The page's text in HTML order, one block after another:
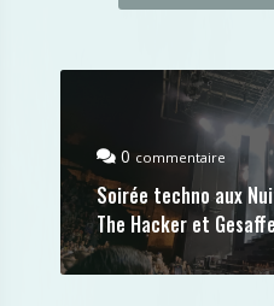
0 commentaire
Soirée techno aux
The Hacker et